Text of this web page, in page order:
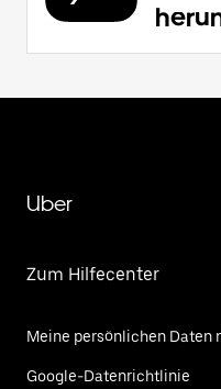
Uber
Zum Hilfecenter
Meine persönlichen Daten
Google-Datenrichtlinie